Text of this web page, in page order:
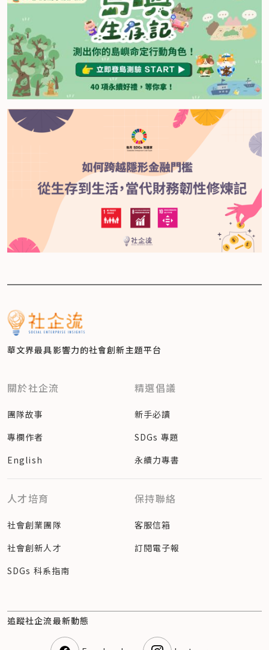
華文界最具影響力的社會創新主題平台
關於社企流
團隊故事
專欄作者
English
精選倡議
新手必讀
SDGs 專題
永續力專書
人才培育
社會創業團隊
社會創新人才
SDGs 科系指南
保持聯絡
客服信箱
訂閱電子報
追蹤社企流最新動態